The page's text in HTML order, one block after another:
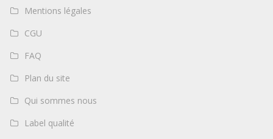
Mentions légales
CGU
FAQ
Plan du site
Qui sommes nous
Label qualité